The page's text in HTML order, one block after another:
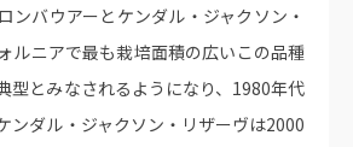
ンバウアーとケンダル・ジャクソン・
ルニアで最も栽培面積の広いこの品種
型とみなされるようになり、1980年代
ンダル・ジャクソン・リザーヴは2000